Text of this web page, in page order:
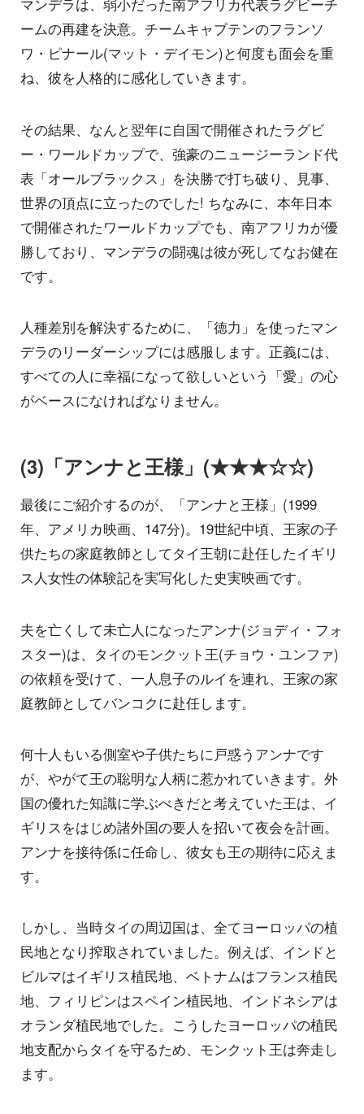
マンデラは、弱小だった南アフリカ代表ラグビーチ
ームの再建を決意。チームキャプテンのフランソ
ワ・ピナール(マット・デイモン)と何度も面会を重
ね、彼を人格的に感化していきます。
その結果、なんと翌年に自国で開催されたラグビ
ー・ワールドカップで、強豪のニュージーランド代
表「オールブラックス」を決勝で打ち破り、見事、
世界の頂点に立ったのでした! ちなみに、本年日本
で開催されたワールドカップでも、南アフリカが優
勝しており、マンデラの闘魂は彼が死してなお健在
です。
人種差別を解決するために、「徳力」を使ったマン
デラのリーダーシップには感服します。正義には、
すべての人に幸福になって欲しいという「愛」の心
がベースになければなりません。
(3)「アンナと王様」(★★★☆☆)
最後にご紹介するのが、「アンナと王様」(1999
年、アメリカ映画、147分)。19世紀中頃、王家の子
供たちの家庭教師としてタイ王朝に赴任したイギリ
ス人女性の体験記を実写化した史実映画です。
夫を亡くして未亡人になったアンナ(ジョディ・フォ
スター)は、タイのモンクット王(チョウ・ユンファ)
の依頼を受けて、一人息子のルイを連れ、王家の家
庭教師としてバンコクに赴任します。
何十人もいる側室や子供たちに戸惑うアンナです
が、やがて王の聡明な人柄に惹かれていきます。外
国の優れた知識に学ぶべきだと考えていた王は、イ
ギリスをはじめ諸外国の要人を招いて夜会を計画。
アンナを接待係に任命し、彼女も王の期待に応えま
す。
しかし、当時タイの周辺国は、全てヨーロッパの植
民地となり搾取されていました。例えば、インドと
ビルマはイギリス植民地、ベトナムはフランス植民
地、フィリピンはスペイン植民地、インドネシアは
オランダ植民地でした。こうしたヨーロッパの植民
地支配からタイを守るため、モンクット王は奔走し
ます。